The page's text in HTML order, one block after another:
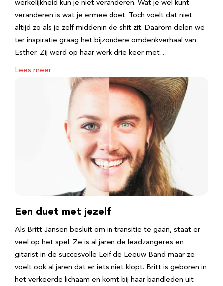
werkelijkheid kun je niet veranderen. Wat je wel kunt
veranderen is wat je ermee doet. Toch voelt dat niet
altijd zo als je zelf middenin de shit zit. Daarom delen we
ter inspiratie graag het bijzondere omdenkverhaal van
Esther. Zij werd op haar werk drie keer met…
Lees meer
Een duet met jezelf
Als Britt Jansen besluit om in transitie te gaan, staat er
veel op het spel. Ze is al jaren de leadzangeres en
gitarist in de succesvolle Leif de Leeuw Band maar ze
voelt ook al jaren dat er iets niet klopt. Britt is geboren in
het verkeerde lichaam en komt bij haar bandleden uit